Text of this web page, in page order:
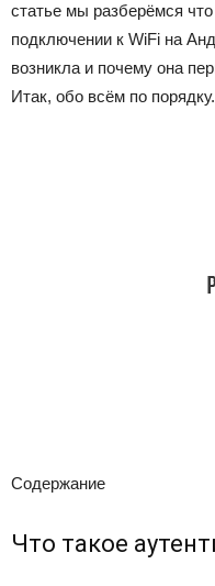
статье мы разберёмся что
подключении к WiFi на
возникла и почему она
Итак, обо всём по порядку.
Содержание
Что такое